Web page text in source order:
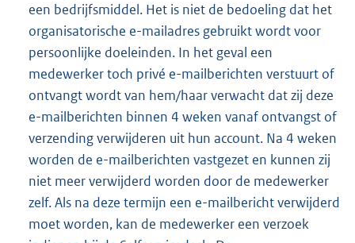
een bedrijfsmiddel. Het is niet de bedoeling dat het
organisatorische e-mailadres gebruikt wordt voor
persoonlijke doeleinden. In het geval een
medewerker toch privé e-mailberichten verstuurt of
ontvangt wordt van hem/haar verwacht dat zij deze
e-mailberichten binnen 4 weken vanaf ontvangst of
verzending verwijderen uit hun account. Na 4 weken
worden de e-mailberichten vastgezet en kunnen zij
niet meer verwijderd worden door de medewerker
zelf. Als na deze termijn een e-mailbericht verwijderd
moet worden, kan de medewerker een verzoek